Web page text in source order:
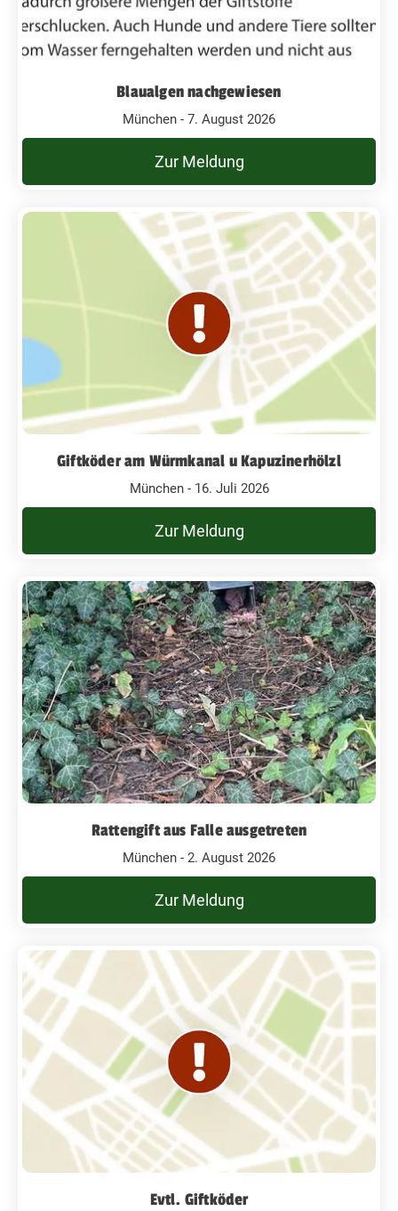
Blaualgen nachgewiesen
München - 7. August 2026
Zur Meldung
Giftköder am Würmkanal u Kapuzinerhölzl
München - 16. Juli 2026
Zur Meldung
Rattengift aus Falle ausgetreten
München - 2. August 2026
Zur Meldung
Evtl. Giftköder